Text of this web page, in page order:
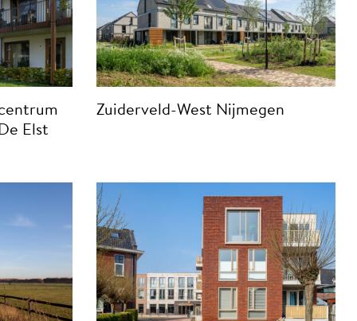
Elst
Zuiderveld-West Nijmegen